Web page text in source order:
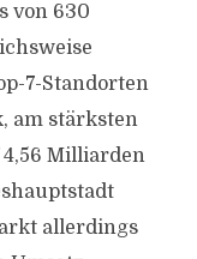
von 630
7-Standorten
am stärksten
Milliarden
allerdings